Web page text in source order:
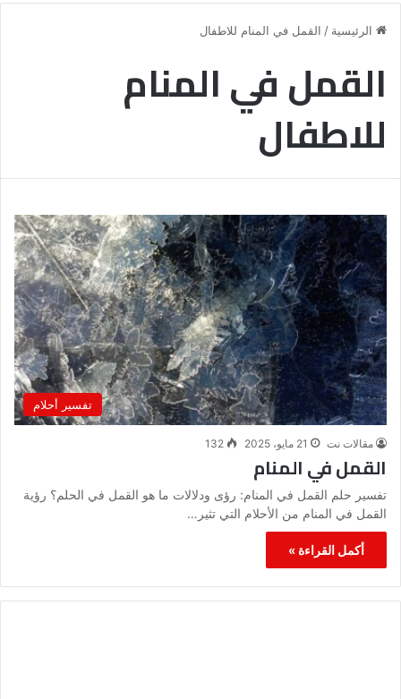
الرئيسية / القمل في المنام للاطفال
القمل في المنام
للاطفال
تفسير أحلام
مقالات نت 21 مايو، 2025 132
القمل في المنام
تفسير حلم القمل في المنام: رؤى ودلالات ما هو القمل في الحلم؟ رؤية
القمل في المنام من الأحلام التي تثير…
أكمل القراءة »